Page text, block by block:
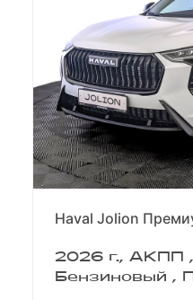
Haval Jolion
2026 г., АКПП ,
Бензиновый ,